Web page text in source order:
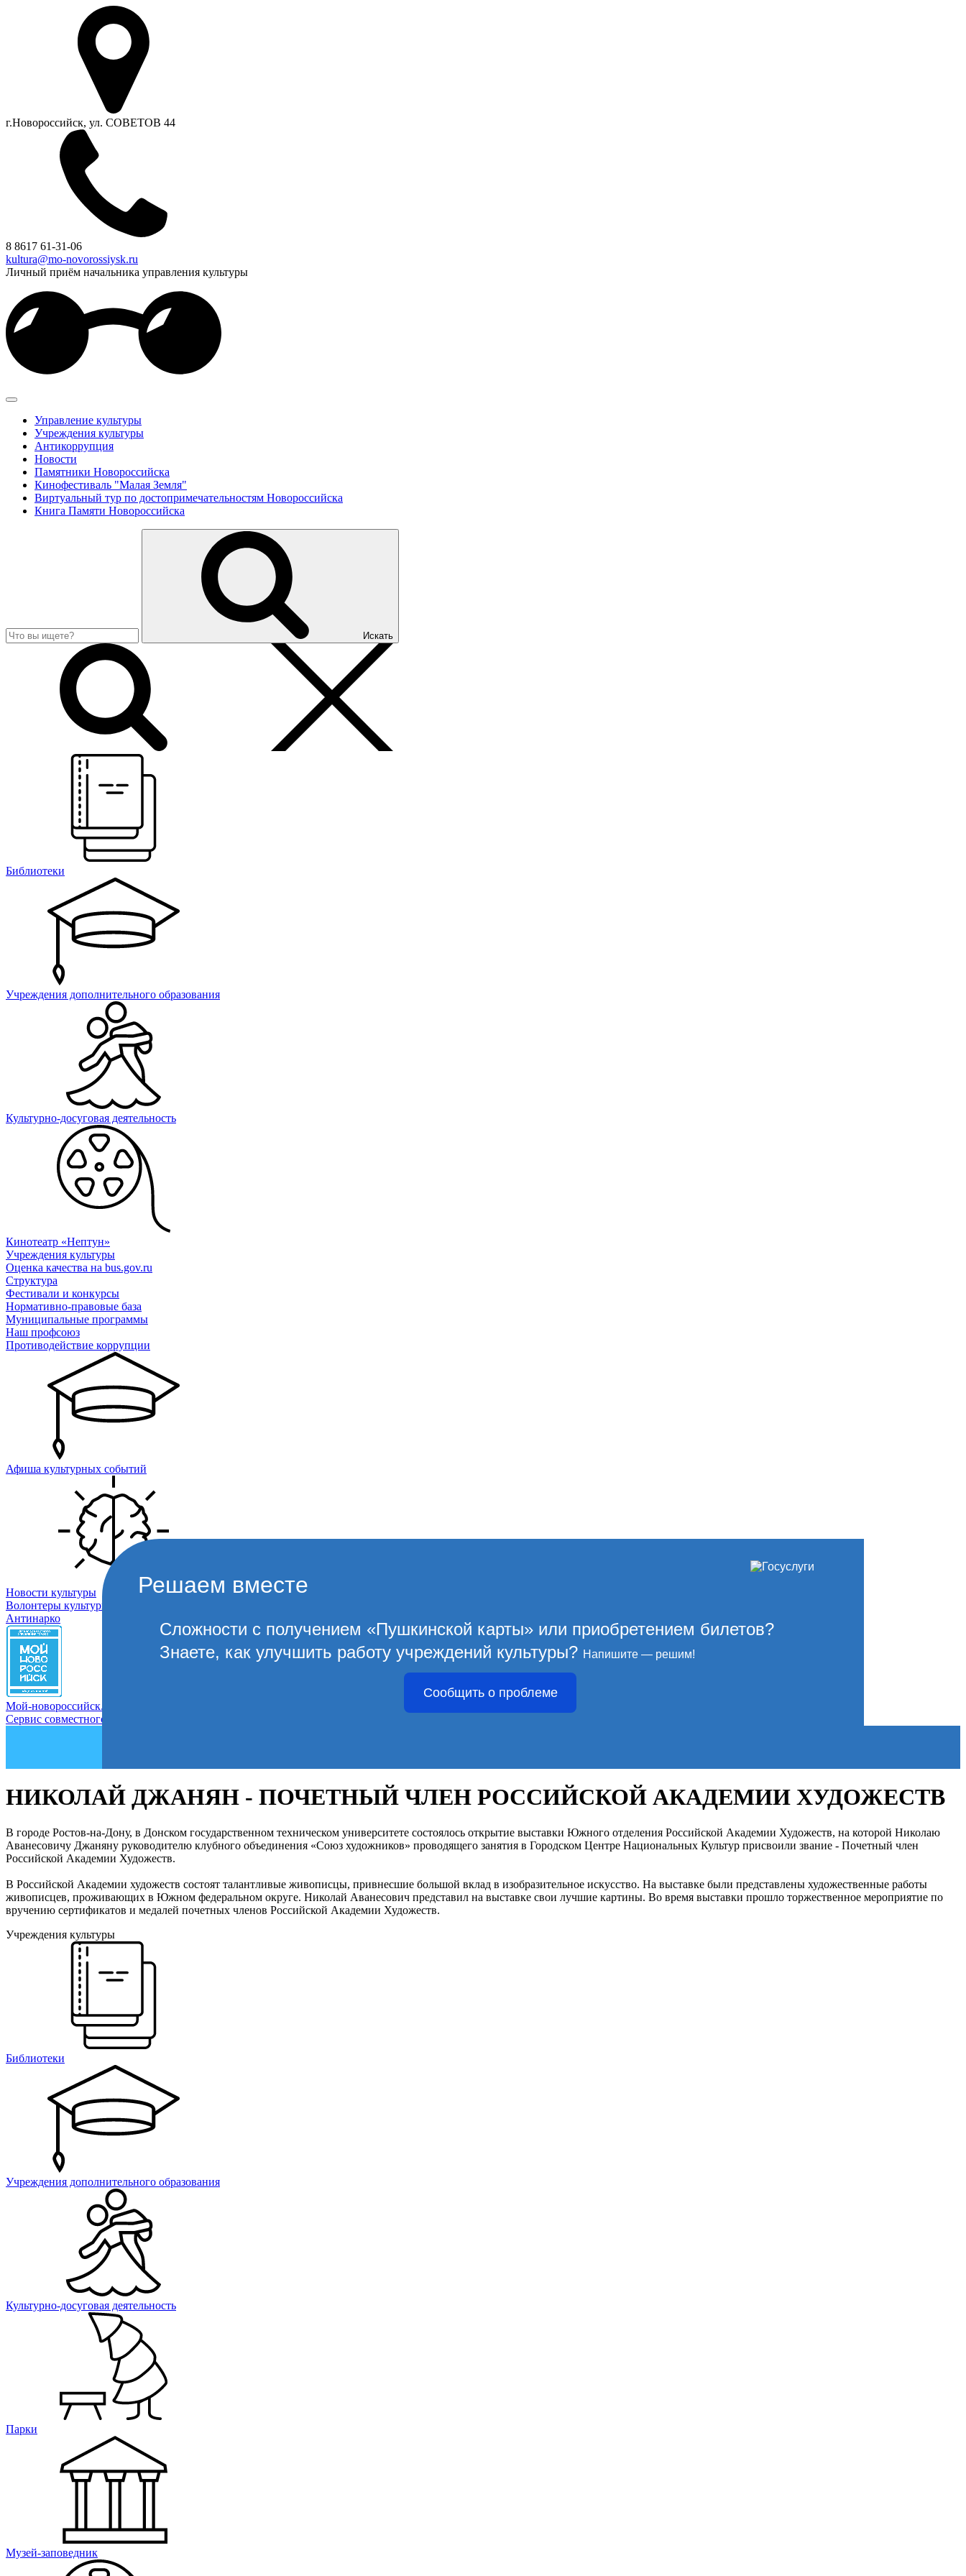
г.Новороссийск, ул. СОВЕТОВ 44
8 8617 61-31-06
kultura@mo-novorossiysk.ru
Личный приём начальника управления культуры
Управление культуры
Учреждения культуры
Антикоррупция
Новости
Памятники Новороссийска
Кинофестиваль "Малая Земля"
Виртуальный тур по достопримечательностям Новороссийска
Книга Памяти Новороссийска
Искать
Библиотеки
Учреждения дополнительного образования
Культурно-досуговая деятельность
Кинотеатр «Нептун»
Учреждения культуры
Оценка качества на bus.gov.ru
Структура
Фестивали и конкурсы
Нормативно-правовые база
Муниципальные программы
Наш профсоюз
Противодействие коррупции
Афиша культурных событий
Новости культуры
Волонтеры культуры
Антинарко
Мой-новороссийск.рф
Сервис совместного управления городом
Решаем вместе
Сложности с получением «Пушкинской карты» или приобретением билетов?
Знаете, как улучшить работу учреждений культуры? Напишите — решим!
Сообщить о проблеме
НИКОЛАЙ ДЖАНЯН - ПОЧЕТНЫЙ ЧЛЕН РОССИЙСКОЙ АКАДЕМИИ ХУДОЖЕСТВ
В городе Ростов-на-Дону, в Донском государственном техническом университете состоялось открытие выставки Южного отделения Российской Академии Художеств, на которой Николаю
Аванесовичу Джаняну руководителю клубного объединения «Союз художников» проводящего занятия в Городском Центре Национальных Культур присвоили звание - Почетный член
Российской Академии Художеств.
В Российской Академии художеств состоят талантливые живописцы, привнесшие большой вклад в изобразительное искусство. На выставке были представлены художественные работы
живописцев, проживающих в Южном федеральном округе. Николай Аванесович представил на выставке свои лучшие картины. Во время выставки прошло торжественное мероприятие по
вручению сертификатов и медалей почетных членов Российской Академии Художеств.
Учреждения культуры
Библиотеки
Учреждения дополнительного образования
Культурно-досуговая деятельность
Парки
Музей-заповедник